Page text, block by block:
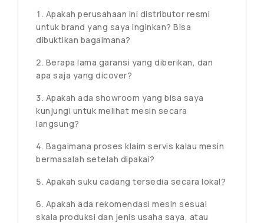
Apakah perusahaan ini distributor resmi
untuk brand yang saya inginkan? Bisa
dibuktikan bagaimana?
Berapa lama garansi yang diberikan, dan
apa saja yang dicover?
Apakah ada showroom yang bisa saya
kunjungi untuk melihat mesin secara
langsung?
Bagaimana proses klaim servis kalau mesin
bermasalah setelah dipakai?
Apakah suku cadang tersedia secara lokal?
Apakah ada rekomendasi mesin sesuai
skala produksi dan jenis usaha saya, atau